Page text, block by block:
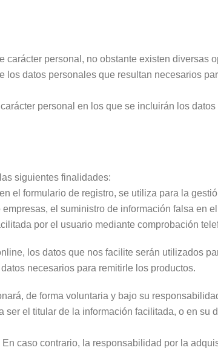
personal, no obstante existen diversas
los datos personales que resultan necesarios
personal en los que se incluirán los
siguientes finalidades:
el formulario de registro, se utiliza para la
el suministro de información falsa en
por el usuario mediante comprobación
los datos que nos facilite serán utilizados
necesarios para remitirle los productos.
de forma voluntaria y bajo su
el titular de la información facilitada, o en su
caso contrario, la responsabilidad por la